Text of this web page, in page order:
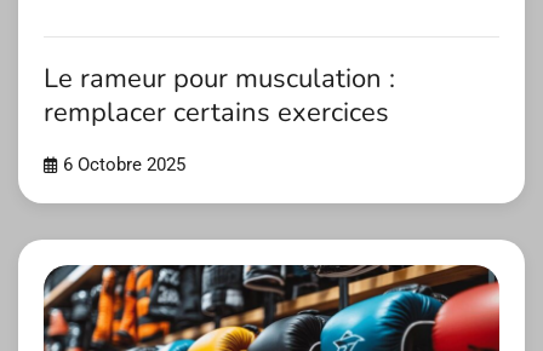
Le rameur pour musculation :
remplacer certains exercices
6 Octobre 2025